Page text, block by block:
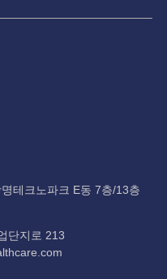
테크노파크 E동 7층/13층
단지로 213